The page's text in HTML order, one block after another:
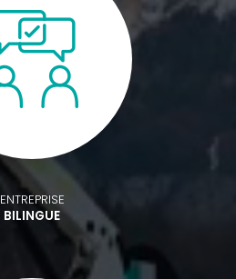
ENTREPRISE
BILINGUE